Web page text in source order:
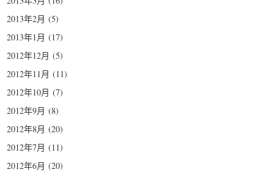
2013年2月 (5)
2013年1月 (17)
2012年12月 (5)
2012年11月 (11)
2012年10月 (7)
2012年9月 (8)
2012年8月 (20)
2012年7月 (11)
2012年6月 (20)